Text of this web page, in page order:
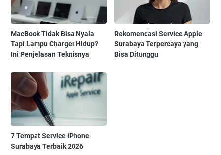
MacBook Tidak Bisa Nyala
Tapi Lampu Charger Hidup?
Ini Penjelasan Teknisnya
Rekomendasi Service Apple
Surabaya Terpercaya yang
Bisa Ditunggu
7 Tempat Service iPhone
Surabaya Terbaik 2026